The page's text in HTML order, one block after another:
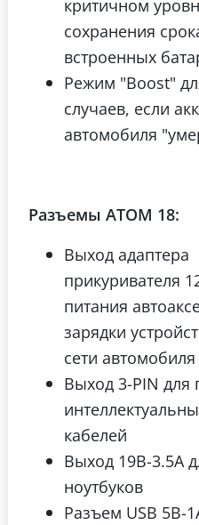
критичном
сохранения
встроенных
Режим "Boost"
случаев, если
автомобиля
Разъемы ATOM 18:
Выход адаптера
прикуривателя
питания
зарядки
сети автомобиля
Выход 3-PIN для
кабелей
Выход 19В-3.5А
ноутбуков
Разъем USB 5В-